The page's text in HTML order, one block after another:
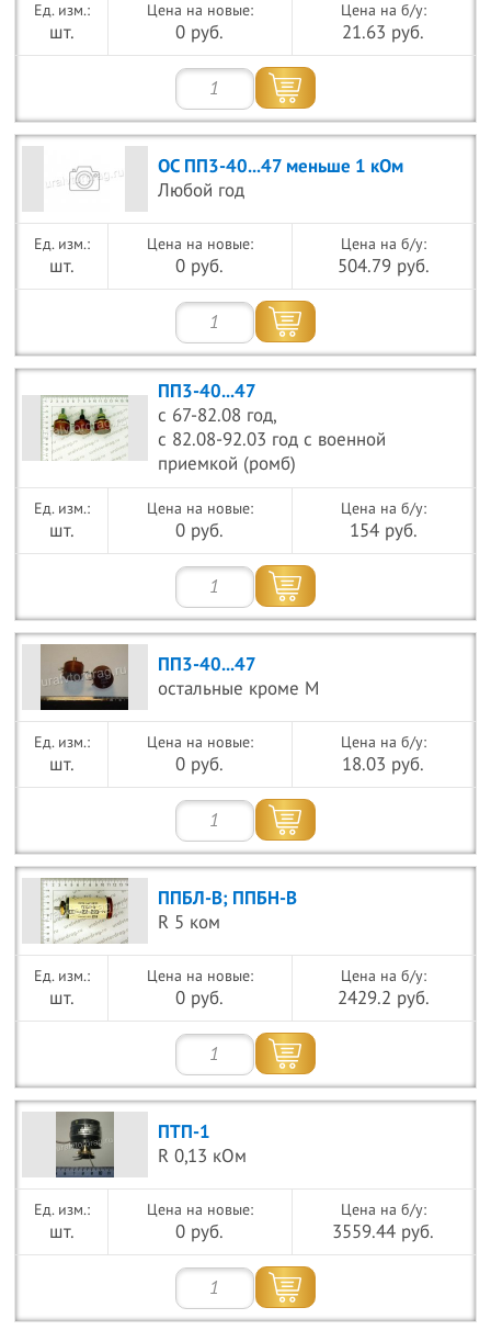
шт.
Цена на новые:
0 руб.
Цена на б/у:
21.63 руб.
ОС ПП3-40...47 меньше 1 кОм
Любой год
шт.
Цена на новые:
0 руб.
Цена на б/у:
504.79 руб.
ПП3-40...47
с 67-82.08 год,
с 82.08-92.03 год с военной
приемкой (ромб)
шт.
Цена на новые:
0 руб.
Цена на б/у:
154 руб.
ПП3-40...47
остальные кроме М
шт.
Цена на новые:
0 руб.
Цена на б/у:
18.03 руб.
ППБЛ-В; ППБН-В
R 5 ком
шт.
Цена на новые:
0 руб.
Цена на б/у:
2429.2 руб.
ПТП-1
R 0,13 кОм
шт.
Цена на новые:
0 руб.
Цена на б/у:
3559.44 руб.